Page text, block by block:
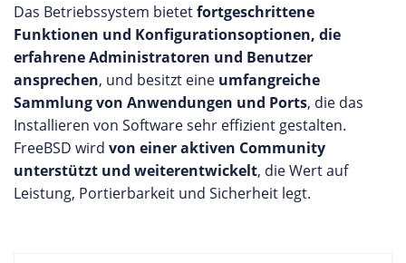
Das Betriebssystem bietetfortgeschrittene
Funktionen und Konfigurationsoptionen, die
erfahrene Administratoren und Benutzer
ansprechen, und besitzt eine umfangreiche
Sammlung von Anwendungen und Ports, die das
Installieren von Software sehr effizient gestalten.
FreeBSD wird von einer aktiven Community
unterstützt und weiterentwickelt, die Wert auf
Leistung, Portierbarkeit und Sicherheit legt.